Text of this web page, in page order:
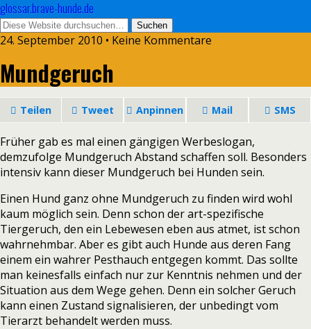
glossar.brave-hunde.de
24. September 2010 • Keine Kommentare
Mundgeruch
Teilen Tweet Anpinnen Mail SMS
Früher gab es mal einen gängigen Werbeslogan,
demzufolge Mundgeruch Abstand schaffen soll. Besonders
intensiv kann dieser Mundgeruch bei Hunden sein.
Einen Hund ganz ohne Mundgeruch zu finden wird wohl
kaum möglich sein. Denn schon der art-spezifische
Tiergeruch, den ein Lebewesen eben aus atmet, ist schon
wahrnehmbar. Aber es gibt auch Hunde aus deren Fang
einem ein wahrer Pesthauch entgegen kommt. Das sollte
man keinesfalls einfach nur zur Kenntnis nehmen und der
Situation aus dem Wege gehen. Denn ein solcher Geruch
kann einen Zustand signalisieren, der unbedingt vom
Tierarzt behandelt werden muss.